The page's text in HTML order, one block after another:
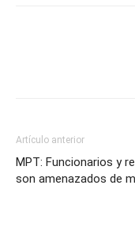
Artículo anterior
MPT: Funcionarios y
son amenazados de